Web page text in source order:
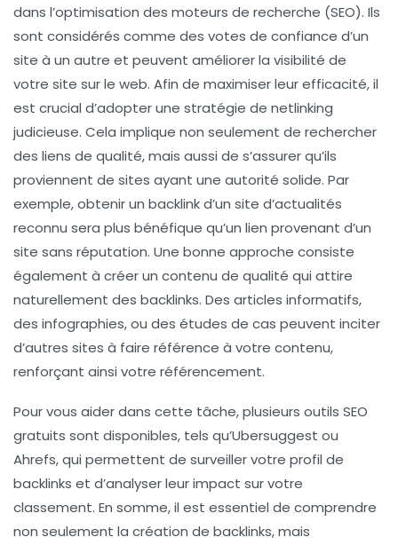
dans l’optimisation des moteurs de recherche (SEO). Ils
sont considérés comme des votes de confiance d’un
site à un autre et peuvent améliorer la visibilité de
votre site sur le web. Afin de maximiser leur efficacité, il
est crucial d’adopter une stratégie de netlinking
judicieuse. Cela implique non seulement de rechercher
des liens de qualité, mais aussi de s’assurer qu’ils
proviennent de sites ayant une autorité solide. Par
exemple, obtenir un backlink d’un site d’actualités
reconnu sera plus bénéfique qu’un lien provenant d’un
site sans réputation. Une bonne approche consiste
également à créer un contenu de qualité qui attire
naturellement des backlinks. Des articles informatifs,
des infographies, ou des études de cas peuvent inciter
d’autres sites à faire référence à votre contenu,
renforçant ainsi votre référencement.
Pour vous aider dans cette tâche, plusieurs outils SEO
gratuits sont disponibles, tels qu’Ubersuggest ou
Ahrefs, qui permettent de surveiller votre profil de
backlinks et d’analyser leur impact sur votre
classement. En somme, il est essentiel de comprendre
non seulement la création de backlinks, mais